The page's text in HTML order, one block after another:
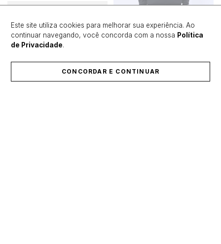
MOLETOM CANGURU
CHAMPION LIFE
Este site utiliza cookies para melhorar sua experiência. Ao
continuar navegando, você concorda com a nossa Política
de Privacidade.
CONCORDAR E CONTINUAR